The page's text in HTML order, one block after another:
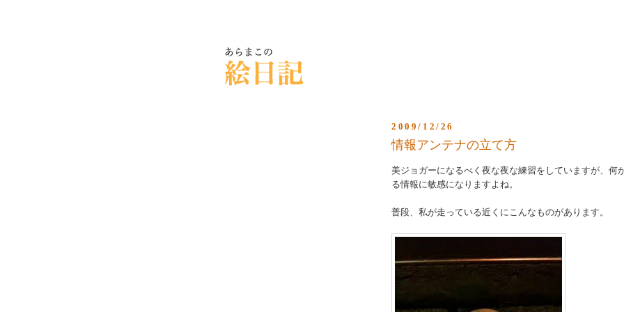
2009/12/26
情報アンテナの立て方
美ジョガーになるべく夜な夜な練習をしていますが、何
る情報に敏感になりますよね。
普段、私が走っている近くにこんなものがあります。